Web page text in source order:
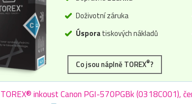
Doživotní záruka
Úsporatiskových nákladů
Co jsou náplně TOREX®?
TOREX® inkoust Canon PGI-570PGBk (0318C001),